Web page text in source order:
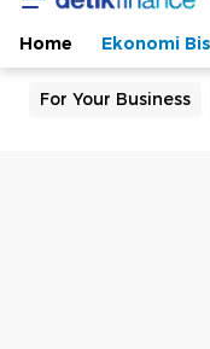
Home Ekonomi
For Your Business